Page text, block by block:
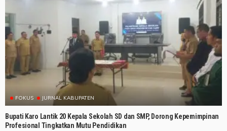
FOKUS JURNAL KABUPATEN
Bupati Karo Lantik 20 Kepala Sekolah SD dan SMP, Dorong Kepemimpinan
Profesional Tingkatkan Mutu Pendidikan